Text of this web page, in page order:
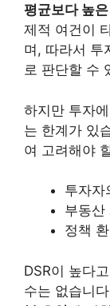
평균보다 높은
제적 여건이
며, 따라서 투
로 판단할 수
하지만 투자
는 한계가 있
여 고려해야
투자자
부동산
정책
DSR이 높다
수는 없습니